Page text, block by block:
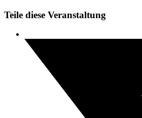
Teile diese Veranstaltung